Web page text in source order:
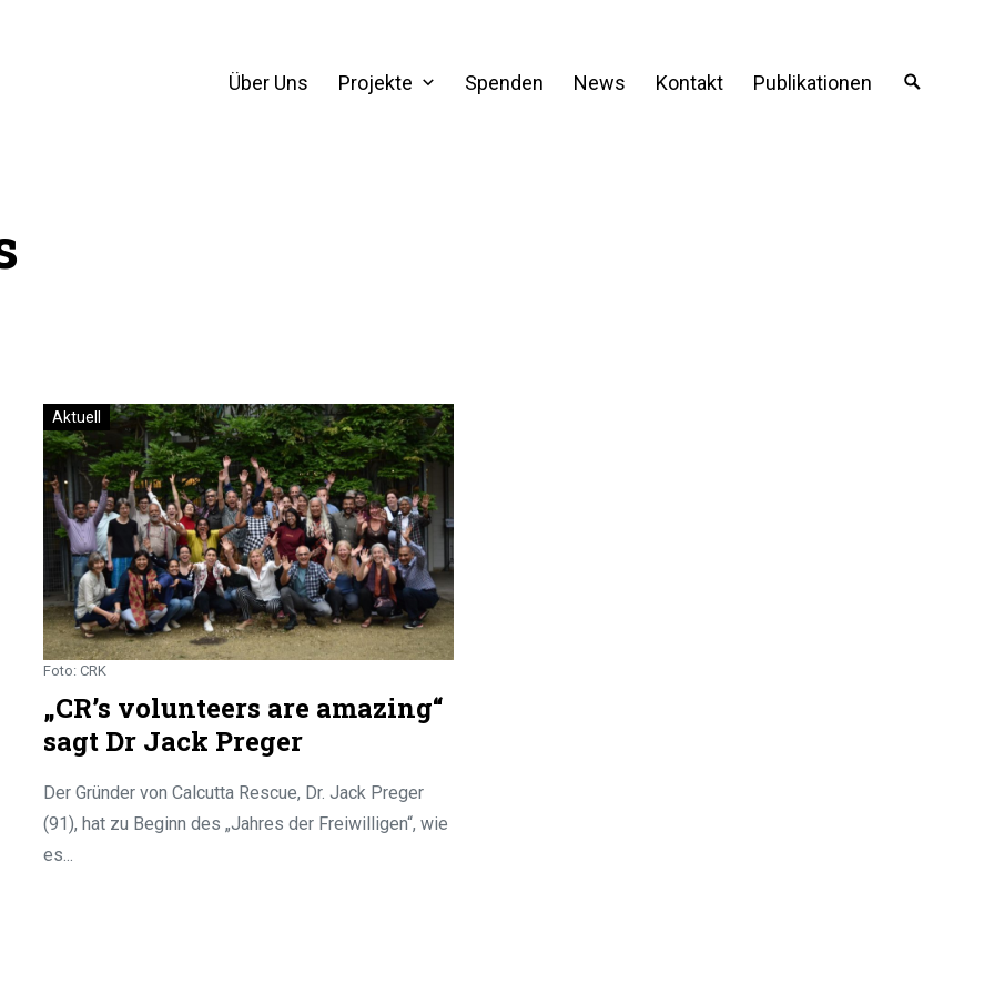
Über Uns Projekte Spenden News Kontakt Publikationen
Foto: CRK
Aktuell
„CR’s volunteers are amazing“
sagt Dr Jack Preger
Der Gründer von Calcutta Rescue, Dr. Jack Preger
(91), hat zu Beginn des „Jahres der Freiwilligen“, wie
es...